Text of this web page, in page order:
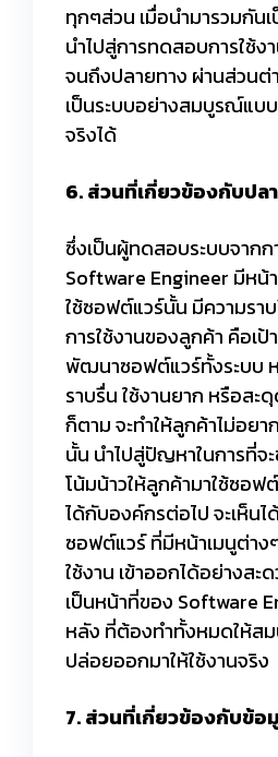
ทุกๆส่วน เมื่อนำมารวมกั
นำไปสู่การทดสอบการใช้ง
จนถึงปลายทาง ผ่านส่วนต่
เป็นระบบอย่างสมบูรณ์แบบ
จริงได้
6. ส่วนที่เกี่ยวข้องกับปล
ซึ่งเป็นผู้ทดสอบระบบจากก
Software Engineer มีหน้
ใช้ซอฟต์แวร์นั้น มีความราบ
การใช้งานของลูกค้า คือเ
พัฒนาซอฟต์แวร์ทั้งระบบ ห
ราบรื่น ใช้งานยาก หรือสะ
ก็ตาม จะทำให้ลูกค้าไม่อย
นั้น นำไปสู่ปัญหาในการที่จ
โน้มน้าวให้ลูกค้ามาใช้ซอฟ
ได้กับองค์กรต่อไป จะเห็นไ
ซอฟต์แวร์ ที่มีหน้าเมนูต่างๆ
ใช้งาน เข้าออกได้อย่างส
เป็นหน้าที่ของ Software
หลัง ที่ต้องทำทั้งหมดให้ส
ปล่อยออกมาให้ใช้งานจริง
7. ส่วนที่เกี่ยวข้องกับข้อ